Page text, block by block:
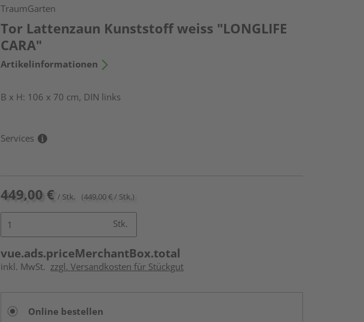
TraumGarten
Tor Lattenzaun Kunststoff weiss "LONGLIFE
CARA"
Artikelinformationen
B x H: 106 x 70 cm, DIN links
Services
449,00 € / Stk. (449,00 € / Stk.)
Stk.
vue.ads.priceMerchantBox.total
inkl. MwSt. zzgl. Versandkosten für Stückgut
Online bestellen